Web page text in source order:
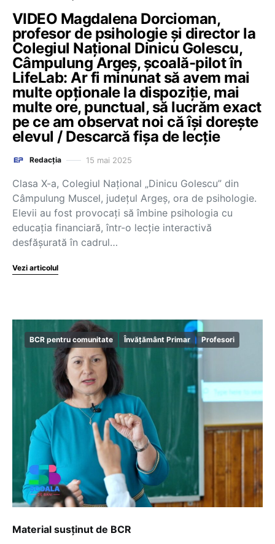
VIDEO Magdalena Dorcioman,
profesor de psihologie și director la
Colegiul Național Dinicu Golescu,
Câmpulung Argeș, școală-pilot în
LifeLab: Ar fi minunat să avem mai
multe opționale la dispoziție, mai
multe ore, punctual, să lucrăm exact
pe ce am observat noi că își dorește
elevul / Descarcă fișa de lecție
Redacția 15 mai 2025
Clasa X-a, Colegiul Național „Dinicu Golescu” din
Câmpulung Muscel, județul Argeș, ora de psihologie.
Elevii au fost provocați să îmbine psihologia cu
educația financiară, într-o lecție interactivă
desfășurată în cadrul…
Vezi articolul
BCR pentru comunitate Învățământ Primar Profesori
Material susținut de BCR